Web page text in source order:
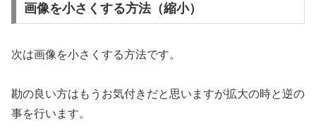
画像を小さくする方法（縮小）
次は画像を小さくする方法です。
勘の良い方はもうお気付きだと思いますが拡大の時と逆の
事を行います。